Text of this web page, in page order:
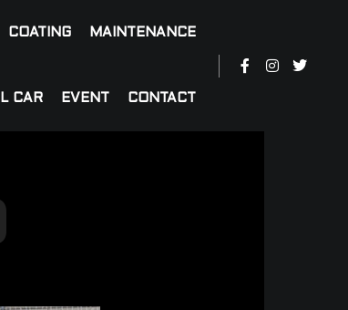
COATING MAINTENANCE
CAR EVENT CONTACT